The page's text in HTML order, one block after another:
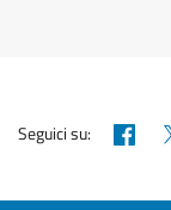
Seguici su: